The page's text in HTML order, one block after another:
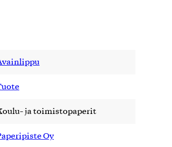
ja toimistopaperit
Oy